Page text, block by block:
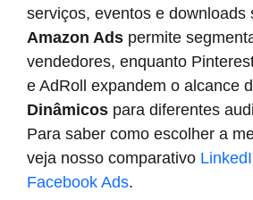
serviços, eventos e downloads
Amazon Ads permite
vendedores, enquanto
e AdRoll expandem o alcance
Dinâmicos para diferentes
Para saber como escolher a
veja nosso comparativo
Facebook Ads.